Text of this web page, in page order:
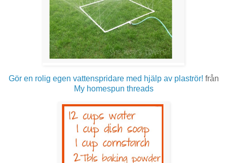
Gör en rolig egen vattenspridare med hjälp av plaströr! från
My homespun threads